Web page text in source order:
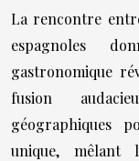
La rencontre
espagnoles
gastronomique
fusion
géographiques
unique, mêlant